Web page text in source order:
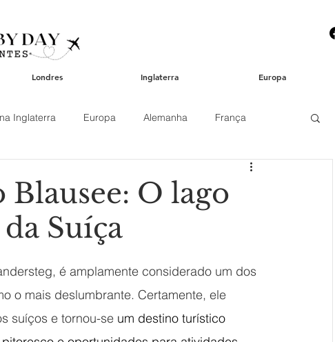
Londres Inglaterra Europa
Inglaterra Europa Alemanha França
Bairros Chá da tarde
O lago
Suíça
é amplamente considerado um dos
o mais deslumbrante. Certamente, ele
suíços e tornou-se um destino turístico